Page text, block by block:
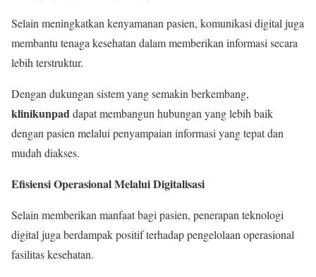
Selain meningkatkan kenyamanan pasien, komunikasi digital juga
membantu tenaga kesehatan dalam memberikan informasi secara
lebih terstruktur.
Dengan dukungan sistem yang semakin berkembang,
klinikunpaddapat membangun hubungan yang lebih baik
dengan pasien melalui penyampaian informasi yang tepat dan
mudah diakses.
Efisiensi Operasional Melalui Digitalisasi
Selain memberikan manfaat bagi pasien, penerapan teknologi
digital juga berdampak positif terhadap pengelolaan operasional
fasilitas kesehatan.